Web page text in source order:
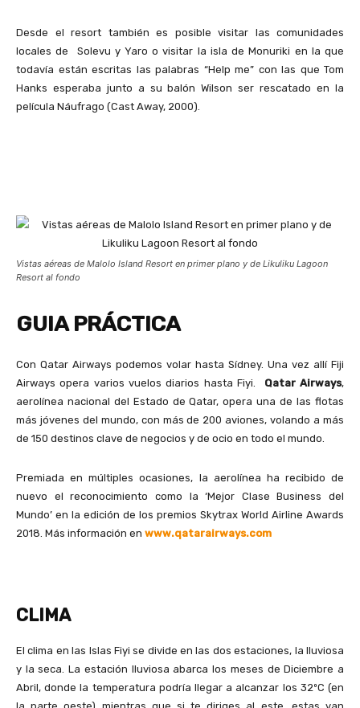
Desde el resort también es posible visitar las comunidades
locales de Solevu y Yaro o visitar la isla de Monuriki en la que
todavía están escritas las palabras “Help me” con las que Tom
Hanks esperaba junto a su balón Wilson ser rescatado en la
película Náufrago (Cast Away, 2000).
Vistas aéreas de Malolo Island Resort en primer plano y de Likuliku Lagoon
Resort al fondo
GUIA PRÁCTICA
Con Qatar Airways podemos volar hasta Sídney. Una vez allí Fiji
Airways opera varios vuelos diarios hasta Fiyi.
Qatar Airways,
aerolínea nacional del Estado de Qatar, opera una de las flotas
más jóvenes del mundo, con más de 200 aviones, volando a más
de 150 destinos clave de negocios y de ocio en todo el mundo.
Premiada en múltiples ocasiones, la aerolínea ha recibido de
nuevo el reconocimiento como la ‘Mejor Clase Business del
Mundo’ en la edición de los premios Skytrax World Airline Awards
2018. Más información en www.qatarairways.com
CLIMA
El clima en las Islas Fiyi se divide en las dos estaciones, la lluviosa
y la seca. La estación lluviosa abarca los meses de Diciembre a
Abril, donde la temperatura podría llegar a alcanzar los 32ºC (en